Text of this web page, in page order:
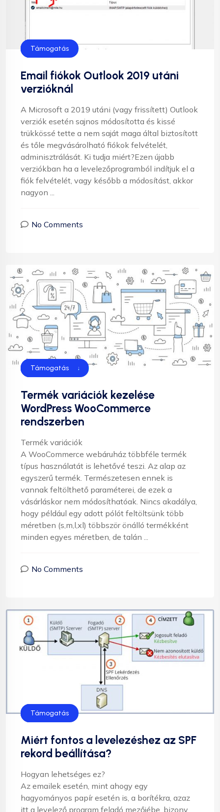
Levelezés
Segítség
Támogatás
Email fiókok Outlook 2019 utáni
verzióknál
A Microsoft a 2019 utáni (vagy frissített) Outlook
verziók esetén sajnos módosította és kissé
trükkössé tette a nem saját maga által biztosított
és tőle megvásárolható fiókok felvételét,
adminisztrálását. Ki tudja miért?Ezen újabb
verziókban ha a levelezőprogramból indítjuk el a
fiók felvételét, vagy később a módosítást, akkor
nagyon ...
No Comments
Honlap készítés
Segítség
Támogatás
Termék variációk kezelése
WordPress WooCommerce
rendszerben
Termék variációk
A WooCommerce webáruház többféle termék
típus használatát is lehetővé teszi. Az alap az
egyszerű termék. Természetesen ennek is
vannak feltölthető paraméterei, de ezek a
vásárláskor nem módosíthatóak. Nincs akadálya,
hogy például egy adott pólót feltöltsünk több
méretben (s,m,l,xl) többször önálló termékként
minden egyes méretben, de talán ...
No Comments
Levelezés
Segítség
Támogatás
Miért fontos a levelezéshez az SPF
rekord beállítása?
Hogyan lehetséges ez?
Az emailek esetén, mint ahogy egy
hagyományos papír esetén is, a borítékra, azaz
itt a levelező program feladó mezőjébe, bizony